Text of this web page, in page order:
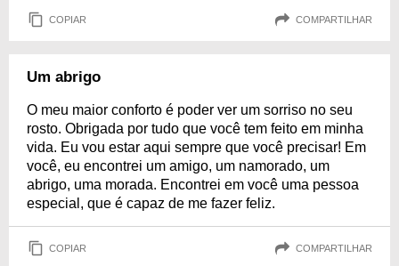
COPIAR COMPARTILHAR
Um abrigo
O meu maior conforto é poder ver um sorriso no seu
rosto. Obrigada por tudo que você tem feito em minha
vida. Eu vou estar aqui sempre que você precisar! Em
você, eu encontrei um amigo, um namorado, um
abrigo, uma morada. Encontrei em você uma pessoa
especial, que é capaz de me fazer feliz.
COPIAR COMPARTILHAR